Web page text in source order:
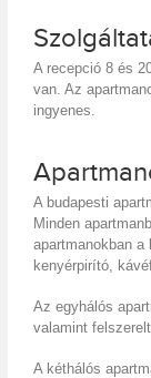
A recepció 8 és
van. Az
ingyenes.
A budapesti
Minden
apartmanokban
kenyérpirító,
Az egyhálós
valamint
A kéthálós